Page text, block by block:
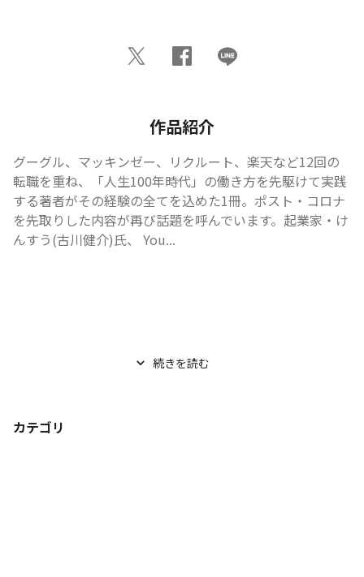
作品紹介
グーグル、マッキンゼー、リクルート、楽天など12回の
転職を重ね、「人生100年時代」の働き方を先駆けて実践
する著者がその経験の全てを込めた1冊。ポスト・コロナ
を先取りした内容が再び話題を呼んでいます。起業家・け
んすう(古川健介)氏、 You...
続きを読む
カテゴリ